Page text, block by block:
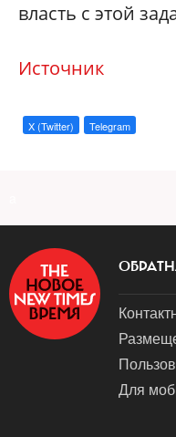
власть с этой
Источник
X (Twitter) Telegram
Для